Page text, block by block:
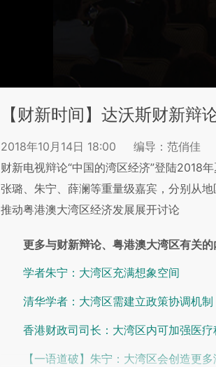
【财新时间】达沃斯财新辩
2018年10月14日 18:00
编导：范俏佳
财新电视辩论“中国的湾区经济”登陆2018
张璐、朱宁、薛澜等重量级嘉宾，分别从
推动粤港澳大湾区经济发展展开讨论
更多与财新辩论、粤港澳大湾区有关
学者朱宁：大湾区充满想象空间
清华学者：大湾区需建立政策协调机制
香港财政司司长：大湾区内可加强医疗
【一语道破】朱宁：大湾区会创造更